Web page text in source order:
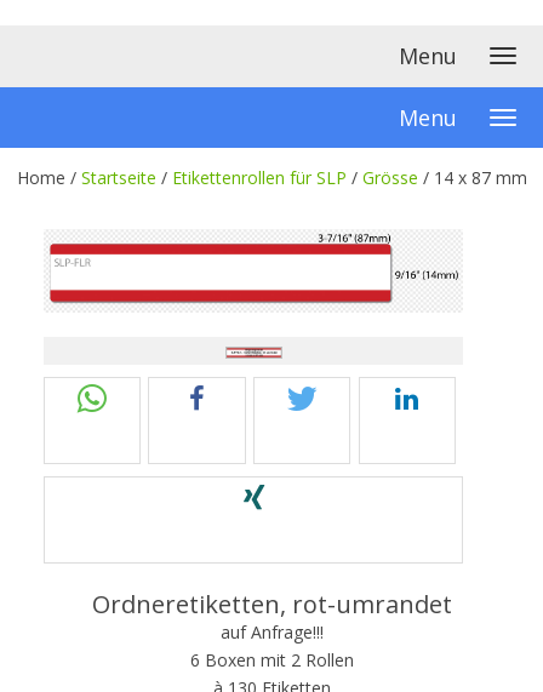
Menu
Menu
Home / Startseite / Etikettenrollen für SLP / Grösse / 14 x 87 mm
Ordneretiketten, rot-umrandet
auf Anfrage!!!
6 Boxen mit 2 Rollen